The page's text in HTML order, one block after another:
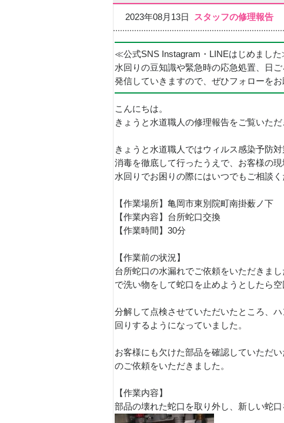
2023年08月13日 スタッフの修理報告
≪公式SNS Instagram・LINEはじめまし
水回りの豆知識や緊急時の応急処置、日
発信していきますので、ぜひフォローをお
こんにちは。
きょうと水道職人の修理報告をご覧いた
きょうと水道職人ではウィルス感染予防
消毒を徹底して行ったうえで、お客様の現
水回りでお困りの際にはいつでもご相談く
【作業場所】亀岡市東別院町南掛薮ノ下
【作業内容】台所蛇口交換
【作業時間】30分
【作業前の状況】
台所蛇口の水漏れでご依頼をいただきま
で洗い物をして蛇口を止めようとしたら
分解して点検させていただいたところ、
回りするようになっていました。
お客様にも欠けた部品を確認していただ
のご依頼をいただきました。
【作業内容】
部品の壊れた蛇口を取り外し、新しい蛇